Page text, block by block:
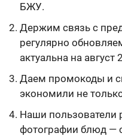
БЖУ.
Держим связь с
регулярно
актуальна на август
Даем промокоды и
экономили не
Наши
фотографии блюд —